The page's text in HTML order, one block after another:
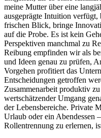
meine Mutter über eine
ausgeprägte Intuition verfügt,
frischen Blick, bringe
auf die Probe. Es ist kein
Perspektiven manchmal zu
Reibung empfinden wir als
und Ideen genau zu prüfen,
Vorgehen profitiert das
Entscheidungen getroffen
Zusammenarbeit produktiv
wertschätzender Umgang
der Lebensbereiche. Private
Urlaub oder ein Abendessen
Rollentrennung zu erlernen,